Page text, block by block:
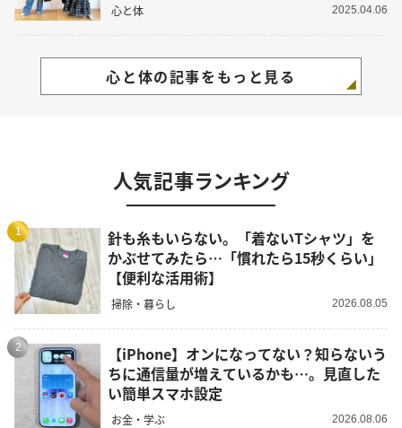
心と体 2025.04.06
心と体の記事をもっと見る
人気記事ランキング
1
針も糸もいらない。「着ないTシャツ」を
かぶせてみたら…「慣れたら15秒くらい」
【便利な活用術】
掃除・暮らし 2026.08.05
2
【iPhone】オンになってない？知らないう
ちに通信量が増えているかも…。見直した
い簡単スマホ設定
お金・学ぶ 2026.08.06